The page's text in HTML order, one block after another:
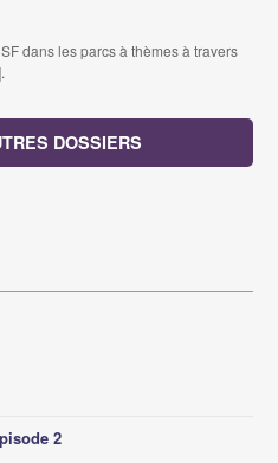
dans les parcs à thèmes à travers
DOSSIERS
2